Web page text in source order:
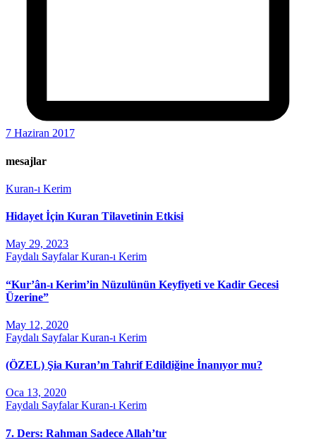
7 Haziran 2017
mesajlar
Kuran-ı Kerim
Hidayet İçin Kuran Tilavetinin Etkisi
May 29, 2023
Faydalı SayfalarKuran-ı Kerim
“Kur’ân-ı Kerim’in Nüzulünün Keyfiyeti ve Kadir Gecesi
Üzerine”
May 12, 2020
Faydalı SayfalarKuran-ı Kerim
(ÖZEL) Şia Kuran’ın Tahrif Edildiğine İnanıyor mu?
Oca 13, 2020
Faydalı SayfalarKuran-ı Kerim
7. Ders: Rahman Sadece Allah’tır